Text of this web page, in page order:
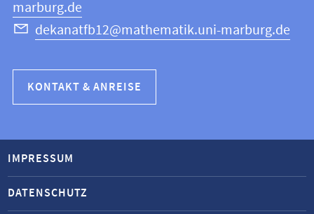
marburg.de
dekanatfb12@mathematik.uni-marburg.de
KONTAKT & ANREISE
IMPRESSUM
DATENSCHUTZ